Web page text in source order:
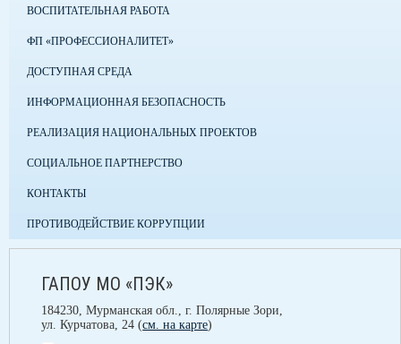
ВОСПИТАТЕЛЬНАЯ РАБОТА
ФП «ПРОФЕССИОНАЛИТЕТ»
ДОСТУПНАЯ СРЕДА
ИНФОРМАЦИОННАЯ БЕЗОПАСНОСТЬ
РЕАЛИЗАЦИЯ НАЦИОНАЛЬНЫХ ПРОЕКТОВ
СОЦИАЛЬНОЕ ПАРТНЕРСТВО
КОНТАКТЫ
ПРОТИВОДЕЙСТВИЕ КОРРУПЦИИ
ГАПОУ МО «ПЭК»
184230, Мурманская обл., г. Полярные Зори,
ул. Курчатова, 24 (см. на карте)